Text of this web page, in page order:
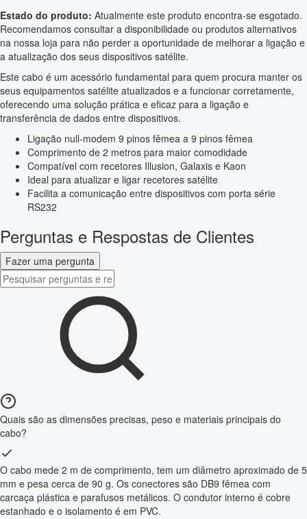
Estado do produto: Atualmente este produto encontra-se esgotado.
Recomendamos consultar a disponibilidade ou produtos alternativos
na nossa loja para não perder a oportunidade de melhorar a ligação e
a atualização dos seus dispositivos satélite.
Este cabo é um acessório fundamental para quem procura manter os
seus equipamentos satélite atualizados e a funcionar corretamente,
oferecendo uma solução prática e eficaz para a ligação e
transferência de dados entre dispositivos.
Ligação null-modem 9 pinos fêmea a 9 pinos fêmea
Comprimento de 2 metros para maior comodidade
Compatível com recetores Illusion, Galaxis e Kaon
Ideal para atualizar e ligar recetores satélite
Facilita a comunicação entre dispositivos com porta série
RS232
Perguntas e Respostas de Clientes
Fazer uma pergunta
Quais são as dimensões precisas, peso e materiais principais do
cabo?
O cabo mede 2 m de comprimento, tem um diâmetro aproximado de 5
mm e pesa cerca de 90 g. Os conectores são DB9 fêmea com
carcaça plástica e parafusos metálicos. O condutor interno é cobre
estanhado e o isolamento é em PVC.